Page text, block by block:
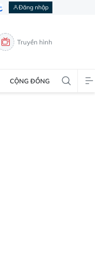
Đăng nhập
Truyền hình
CỘNG ĐỒNG